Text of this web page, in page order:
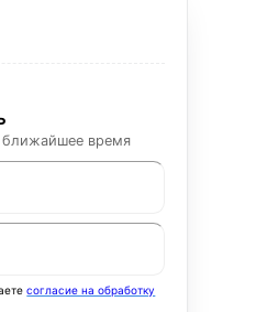
время
согласие на обработку